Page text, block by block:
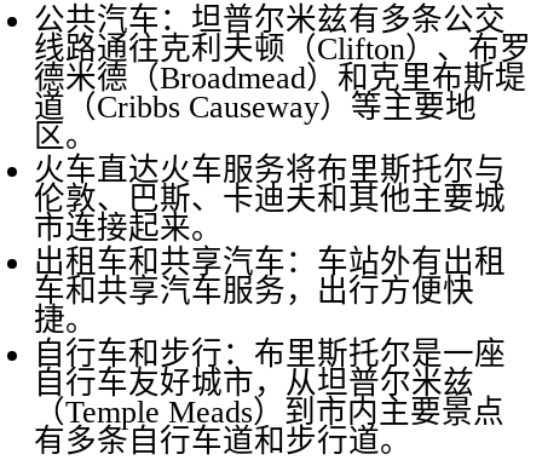
公共汽车：坦普尔米兹有多条公交
线路通往克利夫顿（Clifton）、布罗
德米德（Broadmead）和克里布斯堤
道（Cribbs Causeway）等主要地
区。
火车直达火车服务将布里斯托尔与
伦敦、巴斯、卡迪夫和其他主要城
市连接起来。
出租车和共享汽车：车站外有出租
车和共享汽车服务，出行方便快
捷。
自行车和步行：布里斯托尔是一座
自行车友好城市，从坦普尔米兹
（Temple Meads）到市内主要景点
有多条自行车道和步行道。